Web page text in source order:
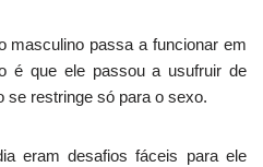
masculino passa a funcionar em
é que ele passou a usufruir de
se restringe só para o sexo.
eram desafios fáceis para ele